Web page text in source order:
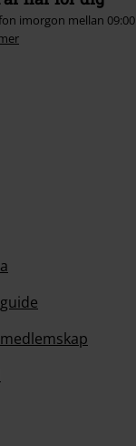
imorgon mellan